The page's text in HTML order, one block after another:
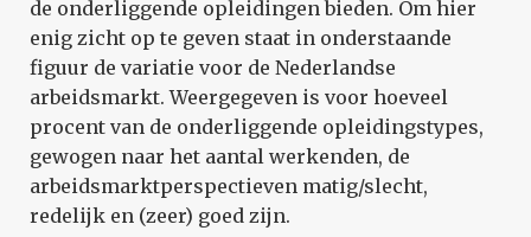
de onderliggende opleidingen bieden. Om hier
enig zicht op te geven staat in onderstaande
figuur de variatie voor de Nederlandse
arbeidsmarkt. Weergegeven is voor hoeveel
procent van de onderliggende opleidingstypes,
gewogen naar het aantal werkenden, de
arbeidsmarktperspectieven matig/slecht,
redelijk en (zeer) goed zijn.